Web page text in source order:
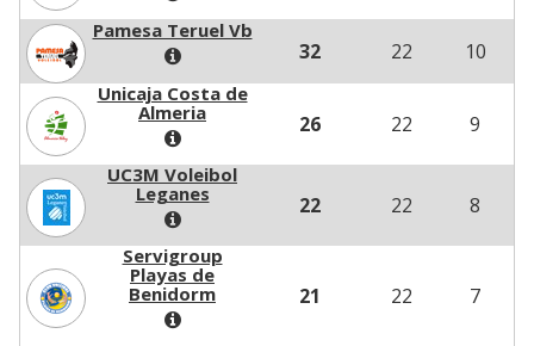
Pamesa Teruel Vb
32 22 10
Unicaja Costa de
Almeria
26 22 9
UC3M Voleibol
Leganes
22 22 8
Servigroup
Playas de
Benidorm
21 22 7